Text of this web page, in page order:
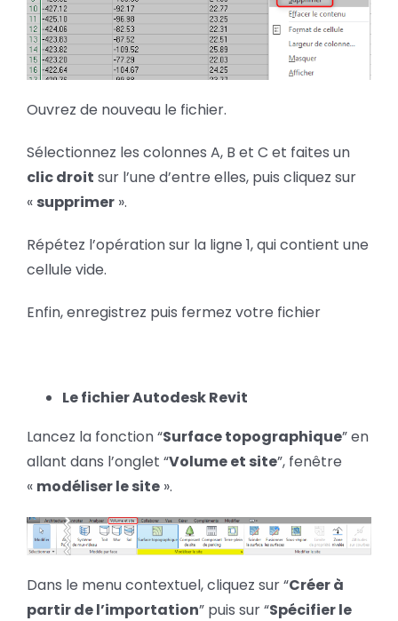
Ouvrez de nouveau le fichier.
Sélectionnez les colonnes A, B et C et faites un
clic droit sur l’une d’entre elles, puis cliquez sur
« supprimer».
Répétez l’opération sur la ligne 1, qui contient une
cellule vide.
Enfin, enregistrez puis fermez votre fichier
Le fichier Autodesk Revit
Lancez la fonction “Surface topographique” en
allant dans l’onglet “Volume et site”, fenêtre
« modéliser le site».
Dans le menu contextuel, cliquez sur “Créer à
partir de l’importation” puis sur “Spécifier le